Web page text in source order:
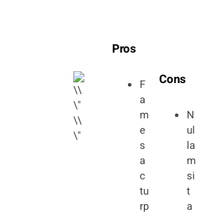
Pros
F
a
m
e
s
a
c
tu
rp
Cons
N
ul
la
m
si
t
a